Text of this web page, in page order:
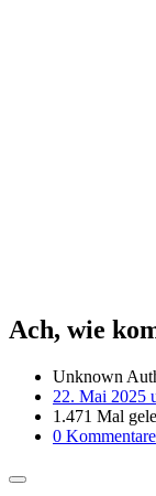
Ach, wie
Unknown
22. Mai 2025
1.471 Mal
0 Kommentare